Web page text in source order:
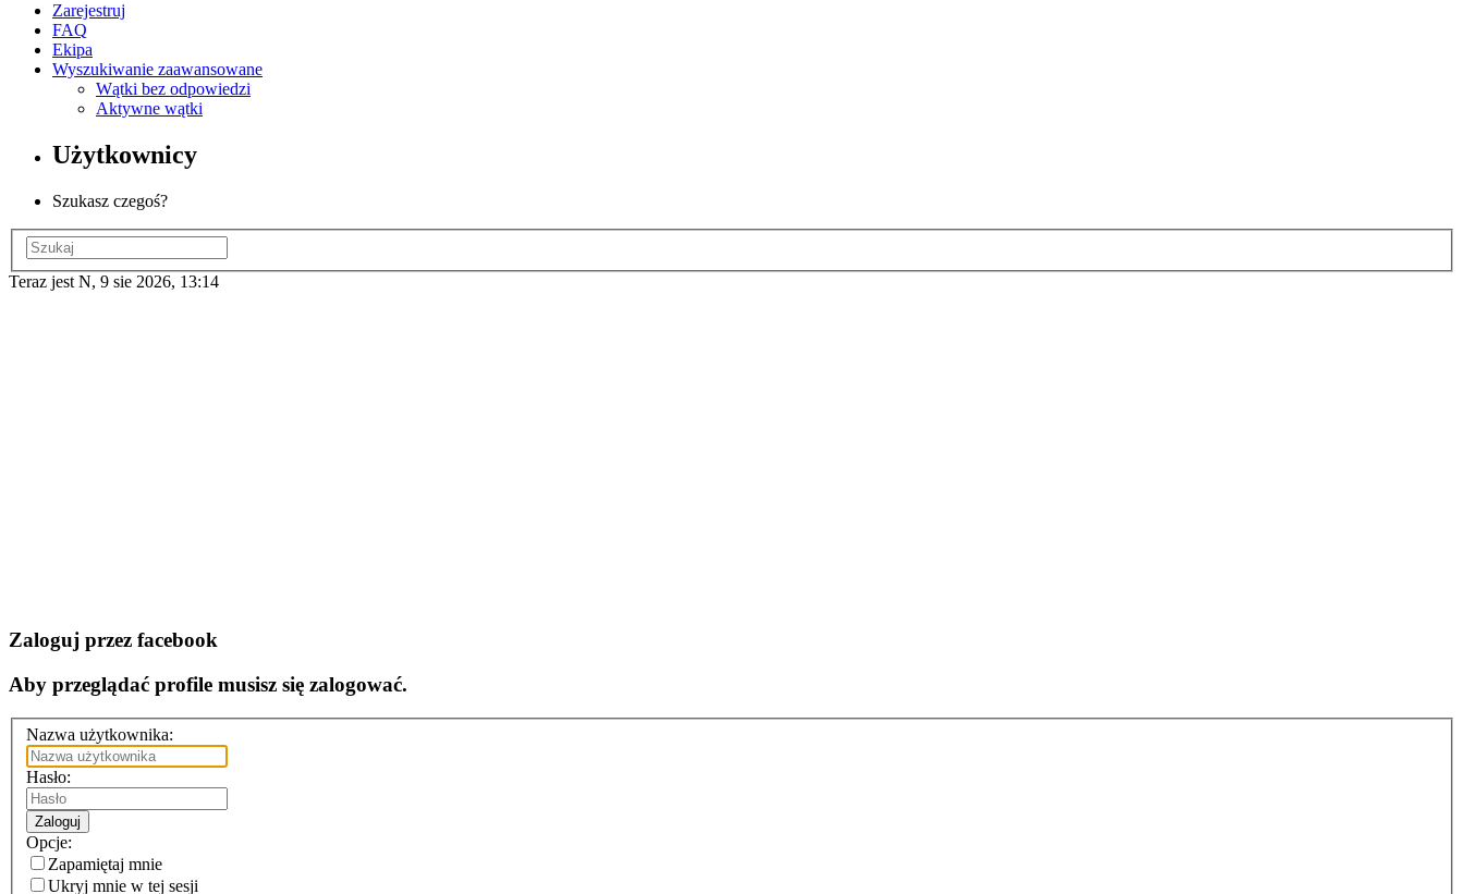
Zarejestruj
FAQ
Ekipa
Wyszukiwanie zaawansowane
Wątki bez odpowiedzi
Aktywne wątki
Użytkownicy
Szukasz czegoś?
Teraz jest N, 9 sie 2026, 13:14
Zaloguj przez facebook
Aby przeglądać profile musisz się zalogować.
Nazwa użytkownika:
Hasło:
Zaloguj
Opcje:
Zapamiętaj mnie
Ukryj mnie w tej sesji